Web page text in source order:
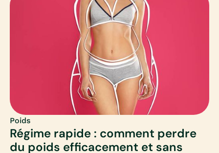
Poids
Régime rapide : comment perdre
du poids efficacement et sans